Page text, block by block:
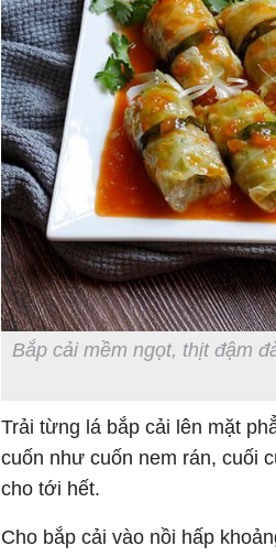
Bắp cải mềm ngọt, thịt đậm
Trải từng lá bắp cải lên mặt
cuốn như cuốn nem rán, cuối
cho tới hết.
Cho bắp cải vào nồi hấp